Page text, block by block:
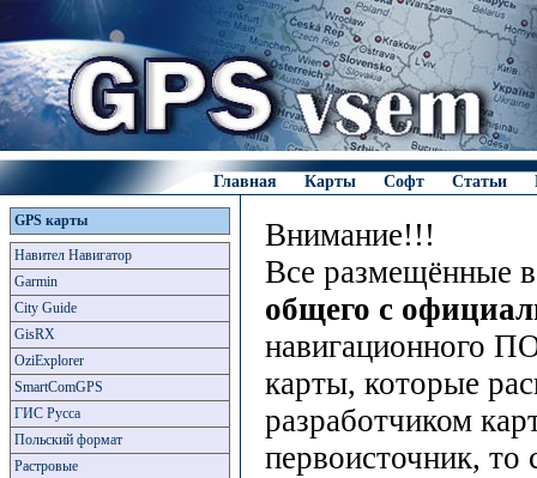
Главная Карты Софт Статьи
GPS карты
Навител Навигатор
Garmin
City Guide
GisRX
OziExplorer
SmartComGPS
ГИС Русса
Польский формат
Растровые
Внимание!!!
Все размещённые
общего с
навигационного
карты, которые
разработчиком
первоисточник,